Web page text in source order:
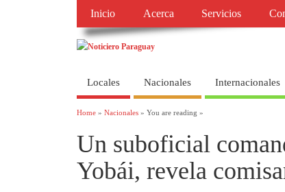
Inicio Acerca Servicios
Locales Nacionales Internacionales
Home » Nacionales » You are reading »
Un suboficial
Yobái, revela